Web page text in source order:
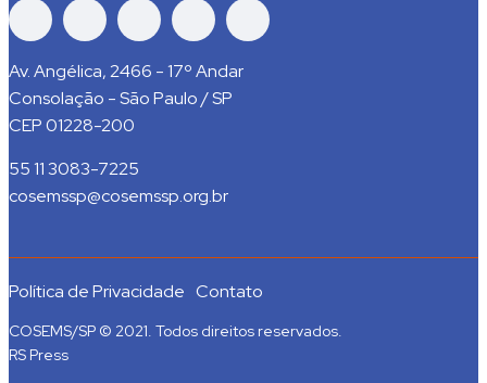
Av. Angélica, 2466 - 17º Andar
Consolação - São Paulo / SP
CEP 01228-200
55 11 3083-7225
cosemssp@cosemssp.org.br
Política de Privacidade Contato
COSEMS/SP © 2021. Todos direitos reservados.
RS Press